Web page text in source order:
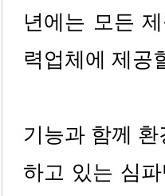
년에는 모든
력업체에 제공
기능과 함께
하고 있는 심